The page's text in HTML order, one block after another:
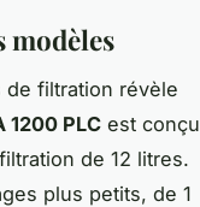
modèles
filtration révèle
1200 PLC est conçu
de 12 litres.
plus petits, de 1